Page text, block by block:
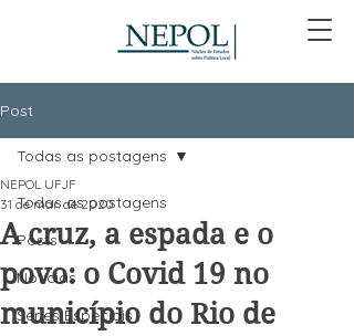
Post
Todas as postagens
Posts
Notícias
Séries Especiais
Todas as postagens
A cruz, a espada e o
povo: o Covid 19 no
município do Rio de
NEPOL UFJF
31 de mar. de 2020